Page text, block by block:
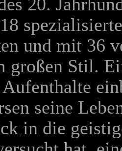
und mit 36
großen Stil.
seine
in die